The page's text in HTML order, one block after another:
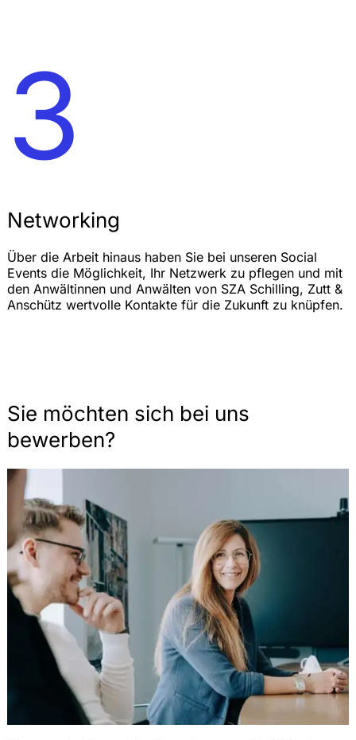
3
Networking
Über die Arbeit hinaus haben Sie bei unseren Social
Events die Möglichkeit, Ihr Netzwerk zu pflegen und mit
den Anwältinnen und Anwälten von SZA Schilling, Zutt &
Anschütz wertvolle Kontakte für die Zukunft zu knüpfen.
Sie möchten sich bei uns
bewerben?